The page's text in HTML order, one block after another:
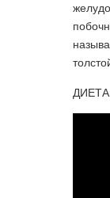
ДИЕТА